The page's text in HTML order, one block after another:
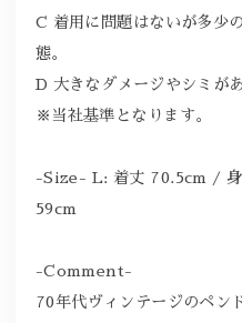
C 着用に問題はないが多少
態。
D 大きなダメージやシミが
※当社基準となります。
-Size- L: 着丈 70.5cm /
59cm
-Comment-
70年代ヴィンテージのペン